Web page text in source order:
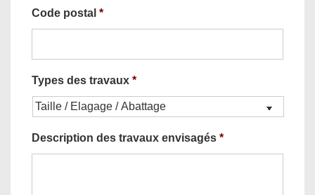
Code postal *
Types des travaux *
Description des travaux envisagés *